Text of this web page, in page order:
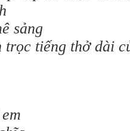
sảng
trọc tiếng thở dài